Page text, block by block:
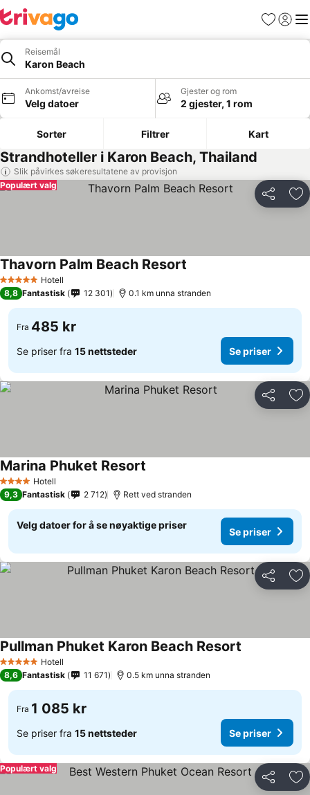
Favoritter
Logg
Reisemål
Karon Beach
Ankomst/avreise
Velg datoer
Gjester og rom
2 gjester, 1 rom
Sorter Filtrer Kart
Strandhoteller i Karon Beach, Thailand
Slik påvirkes søkeresultatene av provisjon
Del
Populært valg
5 Stjerner Hotell
Thavorn Palm Beach Resort
8,8 Fantastisk 12 301 0.1 km unna stranden
Fra 485 kr
Se priser fra 15 nettsteder Se priser
Del
4 StjernerHotell
Marina Phuket Resort
9,3 Fantastisk 2 712 Rett ved stranden
Velg datoer for å se nøyaktige priser
Se priser
Del
5 Stjerner Hotell
Pullman Phuket Karon Beach Resort
8,6 Fantastisk 11 671 0.5 km unna stranden
Fra 1 085 kr
Se priser fra 15 nettsteder Se priser
Del
Populært valg